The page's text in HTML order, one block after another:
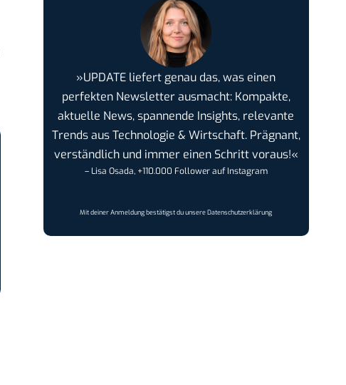
»UPDATE liefert genau das, was einen
perfekten Newsletter ausmacht: Kompakte,
aktuelle News, spannende Insights, relevante
Trends aus Technologie & Wirtschaft. Prägnant,
verständlich und immer einen Schritt voraus!«
– Lisa Osada, +110.000 Follower auf Instagram
Mit deiner Anmeldung bestätigst du unsereDatenschutzerklärung